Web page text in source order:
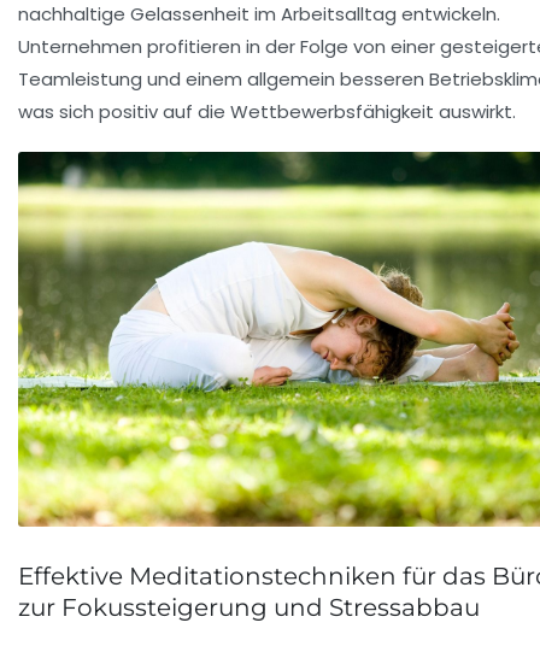
nachhaltige Gelassenheit im Arbeitsalltag entwickeln.
Unternehmen profitieren in der Folge von einer
Teamleistung und einem allgemein besseren
was sich positiv auf die Wettbewerbsfähigkeit auswirkt.
Effektive Meditationstechniken für das
zur Fokussteigerung und Stressabbau